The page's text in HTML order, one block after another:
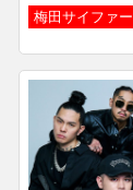
梅田サイファー